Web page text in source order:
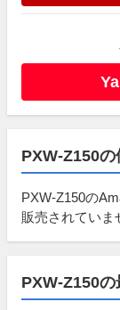
PXW-Z150
PXW-Z150の
販売されていま
PXW-Z150